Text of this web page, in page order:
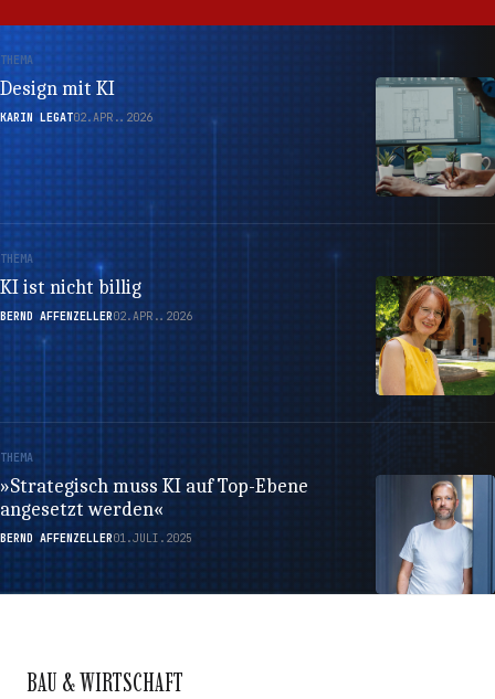
THEMA
Design mit KI
KARIN LEGAT02.APR..2026
THEMA
KI ist nicht billig
BERND AFFENZELLER02.APR..2026
THEMA
»Strategisch muss KI auf Top-Ebene
angesetzt werden«
BERND AFFENZELLER01.JULI.2025
BAU & WIRTSCHAFT